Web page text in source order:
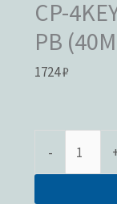
CP-
PB
1724₽
-